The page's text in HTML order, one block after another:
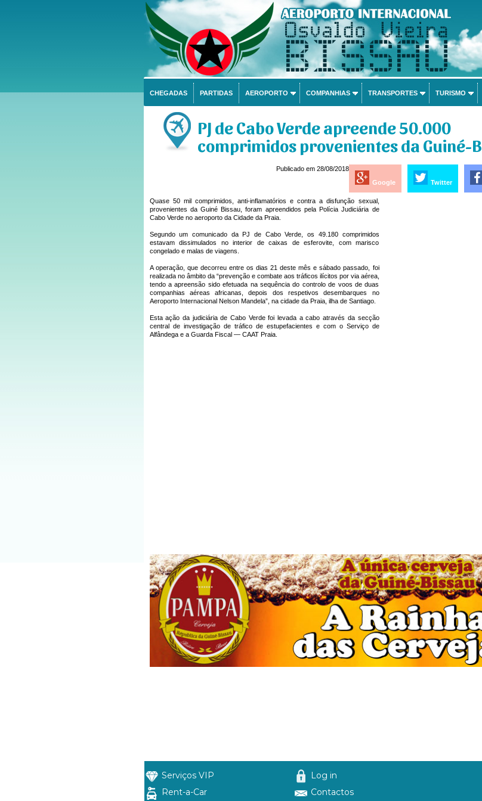
CHEGADAS PARTIDAS AEROPORTO COMPANHIAS TRANSPORTES TURISMO
PJ de Cabo Verde apreende 50.000
comprimidos provenientes da Guiné-
Twitter
Google
Publicado em 28/08/2018
Quase 50 mil comprimidos, anti-inflamatórios e contra a disfunção sexual,
provenientes da Guiné Bissau, foram apreendidos pela Polícia Judiciária de
Cabo Verde no aeroporto da Cidade da Praia.
Segundo um comunicado da PJ de Cabo Verde, os 49.180 comprimidos
estavam dissimulados no interior de caixas de esferovite, com marisco
congelado e malas de viagens.
A operação, que decorreu entre os dias 21 deste mês e sábado passado, foi
realizada no âmbito da “prevenção e combate aos tráficos ilícitos por via aérea,
tendo a apreensão sido efetuada na sequência do controlo de voos de duas
companhias aéreas africanas, depois dos respetivos desembarques no
Aeroporto Internacional Nelson Mandela”, na cidade da Praia, ilha de Santiago.
Esta ação da judiciária de Cabo Verde foi levada a cabo através da secção
central de investigação de tráfico de estupefacientes e com o Serviço de
Alfândega e a Guarda Fiscal — CAAT Praia.
Serviços VIP
Rent-a-Car
Log in
Contactos